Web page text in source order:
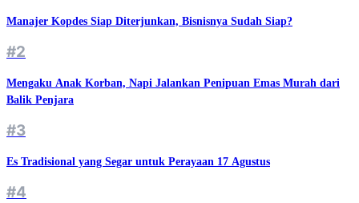
Manajer Kopdes Siap Diterjunkan, Bisnisnya Sudah Siap?
#2
Mengaku Anak Korban, Napi Jalankan Penipuan Emas Murah dari
Balik Penjara
#3
Es Tradisional yang Segar untuk Perayaan 17 Agustus
#4